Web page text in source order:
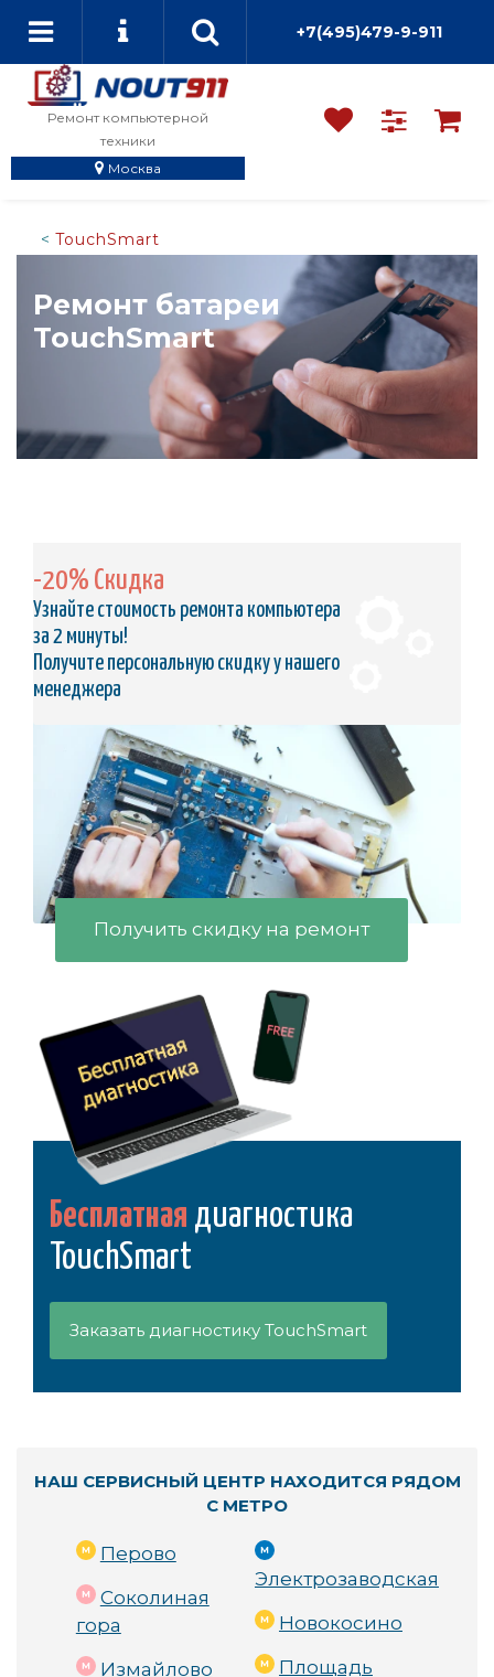
+7(495)479-9-911
Ремонт компьютерной
техники
Москва
TouchSmart
Ремонт батареи
TouchSmart
-20% Скидка
Узнайте стоимость ремонта компьютера
за 2 минуты!
Получите персональную скидку у нашего
менеджера
Получить скидку на ремонт
Бесплатная диагностика
TouchSmart
Заказать диагностику TouchSmart
НАШ СЕРВИСНЫЙ ЦЕНТР НАХОДИТСЯ РЯДОМ
С МЕТРО
Перово
Соколиная
гора
Измайлово
Электрозаводская
Новокосино
Площадь